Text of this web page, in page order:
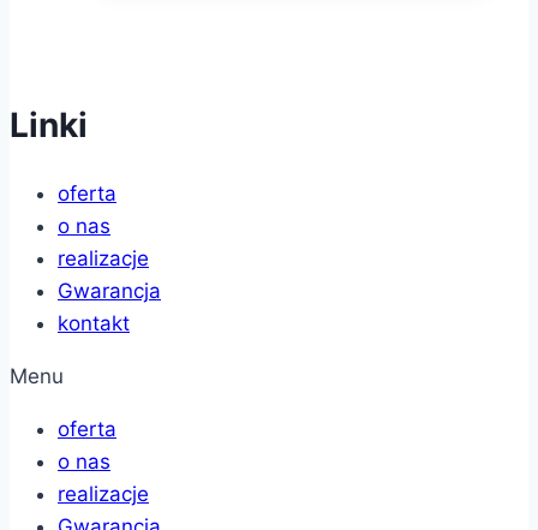
Linki
oferta
o nas
realizacje
Gwarancja
kontakt
Menu
oferta
o nas
realizacje